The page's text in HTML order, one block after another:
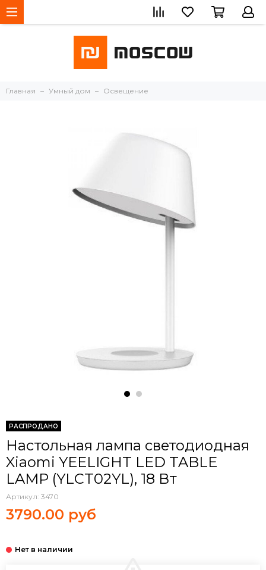
Главная Умный дом Освещение
РАСПРОДАНО
Настольная лампа светодиодная
Xiaomi YEELIGHT LED TABLE
LAMP (YLCT02YL), 18 Вт
Артикул: 3470
3790.00 руб